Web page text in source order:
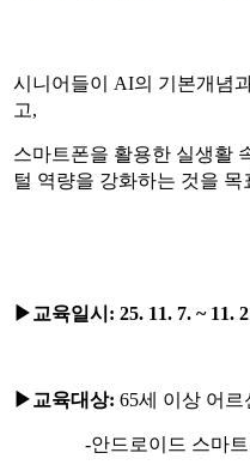
시니어들이 AI의 기본개념
고,
스마트폰을 활용한 실생활
털 역량을 강화하는 것을 목
▶ 교육일시 : 25. 11. 7. ~ 11.
▶ 교육대상: 65세 이상 어
-안드로이드 스마트폰